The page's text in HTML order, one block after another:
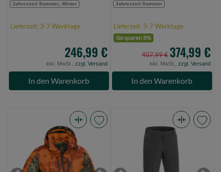
Jahreszeit Sommer, Winter
Lieferzeit: 3-7 Werktage
246,99 €
inkl. MwSt., zzgl. Versand
In den Warenkorb
Jahreszeit Sommer
Lieferzeit: 3-7 Werktage
Sie sparen 8%
407,99 € 374,99 €
inkl. MwSt., zzgl. Versand
In den Warenkorb
Furudal/Retriever
Active
Camou
Pinewood
3L